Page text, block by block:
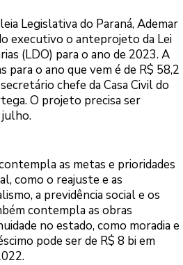
Legislativa do Paraná, Ademar
executivo o anteprojeto da Lei
(LDO) para o ano de 2023. A
para o ano que vem é de R$ 58,2
chefe da Casa Civil do
O projeto precisa ser
julho.
as metas e prioridades
como o reajuste e as
a previdência social e os
contempla as obras
no estado, como moradia e
pode ser de R$ 8 bi em